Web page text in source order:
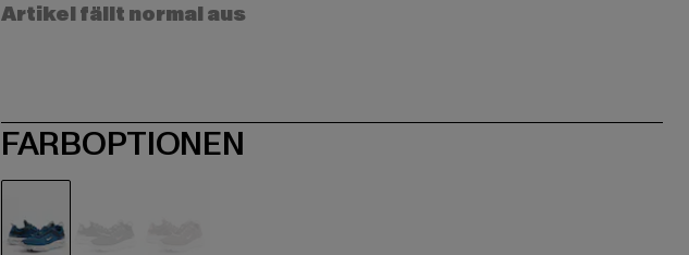
Artikel fällt normal aus
FARBOPTIONEN